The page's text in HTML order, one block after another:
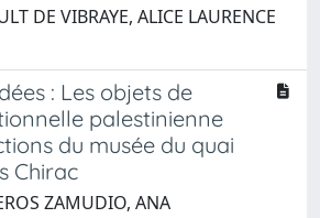
DE VIBRAYE, ALICE LAURENCE
: Les objets de
palestinienne
du musée du quai
Chirac
ZAMUDIO, ANA